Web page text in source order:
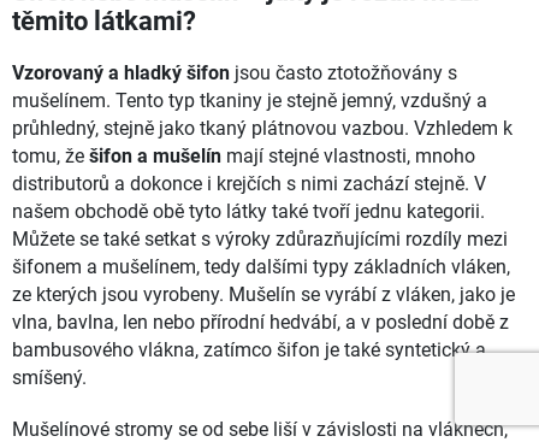
těmito látkami?
Vzorovaný a hladký šifon jsou často ztotožňovány s
mušelínem. Tento typ tkaniny je stejně jemný, vzdušný a
průhledný, stejně jako tkaný plátnovou vazbou. Vzhledem k
tomu, že šifon a mušelín mají stejné vlastnosti, mnoho
distributorů a dokonce i krejčích s nimi zachází stejně. V
našem obchodě obě tyto látky také tvoří jednu kategorii.
Můžete se také setkat s výroky zdůrazňujícími rozdíly mezi
šifonem a mušelínem, tedy dalšími typy základních vláken,
ze kterých jsou vyrobeny. Mušelín se vyrábí z vláken, jako je
vlna, bavlna, len nebo přírodní hedvábí, a v poslední době z
bambusového vlákna, zatímco šifon je také syntetický a
smíšený.
Mušelínové stromy se od sebe liší v závislosti na vláknech,